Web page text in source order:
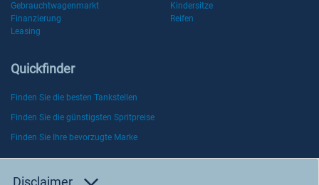
Gebrauchtwagenmarkt
Kindersitze
Finanzierung
Reifen
Leasing
Quickfinder
Finden Sie die besten Tankstellen
Finden Sie die günstigsten Spritpreise
Finden Sie Ihre bevorzugte Marke
Disclaimer